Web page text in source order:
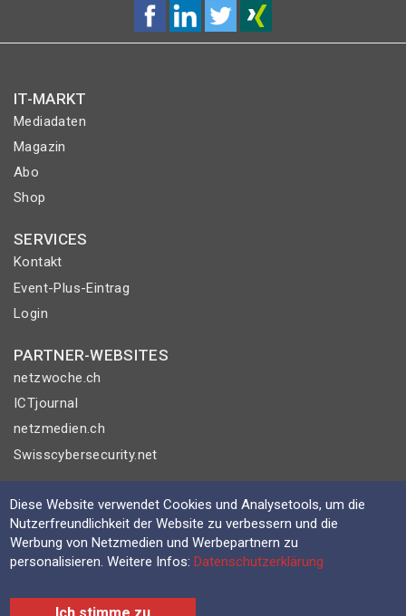
IT-MARKT
Mediadaten
Magazin
Abo
Shop
SERVICES
Kontakt
Event-Plus-Eintrag
Login
PARTNER-WEBSITES
netzwoche.ch
ICTjournal
netzmedien.ch
Swisscybersecurity.net
© NETZMEDIEN AG 2026
Impressum
AGB
Nutzungsbestimmungen
Datenschutzerklärung
Diese Website verwendet Cookies und Analysetools, um die
Nutzerfreundlichkeit der Website zu verbessern und die
Werbung von Netzmedien und Werbepartnern zu
personalisieren. Weitere Infos:Datenschutzerklärung